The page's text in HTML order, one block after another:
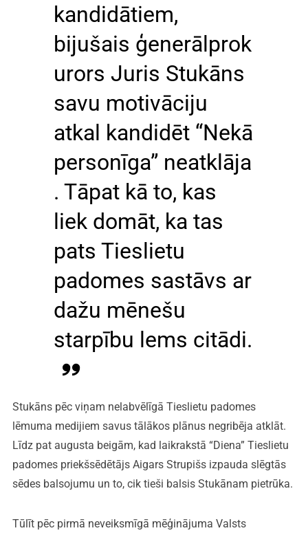
kandidātiem,
bijušais ģenerālprok
urors Juris Stukāns
savu motivāciju
atkal kandidēt “Nekā
personīga” neatklāja
. Tāpat kā to, kas
liek domāt, ka tas
pats Tieslietu
padomes sastāvs ar
dažu mēnešu
starpību lems citādi.
Stukāns pēc viņam nelabvēlīgā Tieslietu padomes
lēmuma medijiem savus tālākos plānus negribēja atklāt.
Līdz pat augusta beigām, kad laikrakstā “Diena” Tieslietu
padomes priekšsēdētājs Aigars Strupišs izpauda slēgtās
sēdes balsojumu un to, cik tieši balsis Stukānam pietrūka.
Tūlīt pēc pirmā neveiksmīgā mēģinājuma Valsts